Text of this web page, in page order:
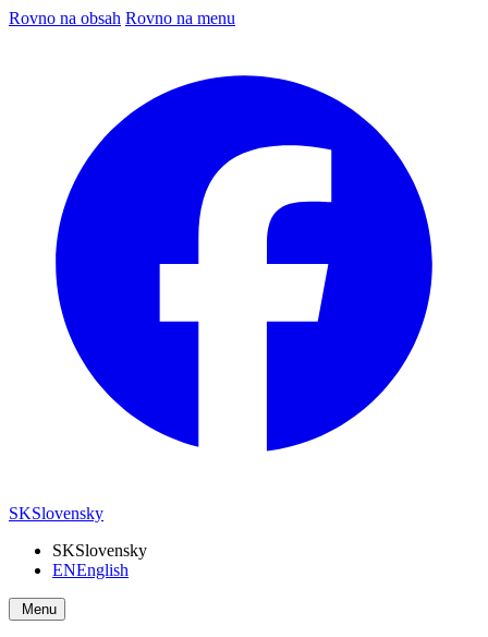
Rovno na obsah Rovno na menu
SKSlovensky
SKSlovensky
ENEnglish
Menu